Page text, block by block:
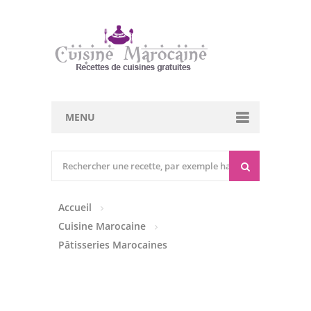
MENU
Entrées Froides
Tajines
Accueil
Cuisine Marocaine
Pâtisseries Marocaines